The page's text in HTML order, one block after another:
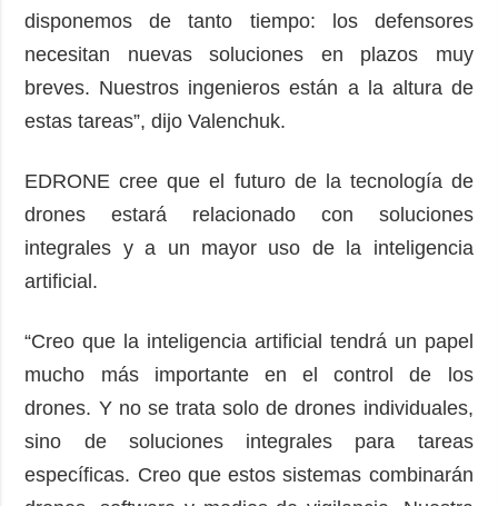
disponemos de tanto tiempo: los defensores
necesitan nuevas soluciones en plazos muy
breves. Nuestros ingenieros están a la altura de
estas tareas”, dijo Valenchuk.
EDRONE cree que el futuro de la tecnología de
drones estará relacionado con soluciones
integrales y a un mayor uso de la inteligencia
artificial.
“Creo que la inteligencia artificial tendrá un papel
mucho más importante en el control de los
drones. Y no se trata solo de drones individuales,
sino de soluciones integrales para tareas
específicas. Creo que estos sistemas combinarán